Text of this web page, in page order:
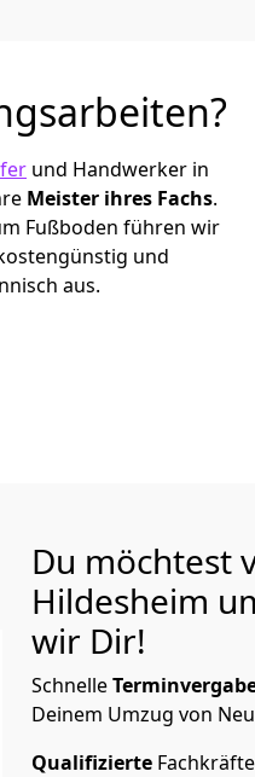
und Handwerker in
Meister ihres Fachs.
Fußboden führen wir
und
aus.
Du möchtest
Hildesheim
wir Dir!
Schnelle
Deinem Umzug von
Qualifizierte